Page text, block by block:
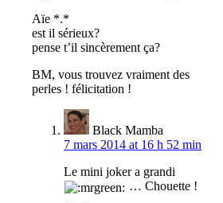
Aïe *.*
est il sérieux?
pense t’il sincèrement ça?
BM, vous trouvez vraiment des
perles ! félicitation !
Black Mamba
7 mars 2014 at 16 h 52 min
Le mini joker a grandi
… Chouette !